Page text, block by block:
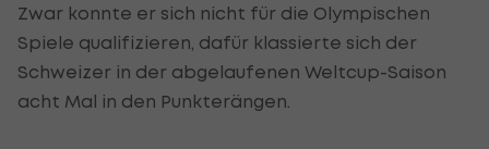
Zwar konnte er sich nicht für die Olympischen
Spiele qualifizieren, dafür klassierte sich der
Schweizer in der abgelaufenen Weltcup-Saison
acht Mal in den Punkterängen.